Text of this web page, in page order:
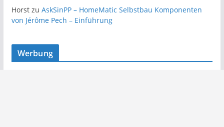
Horstzu AskSinPP – HomeMatic Selbstbau Komponenten
von Jérôme Pech – Einführung
Werbung